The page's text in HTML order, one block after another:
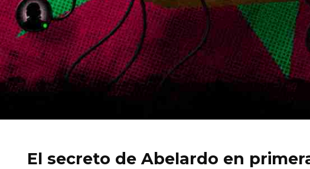
El secreto de Abelardo en